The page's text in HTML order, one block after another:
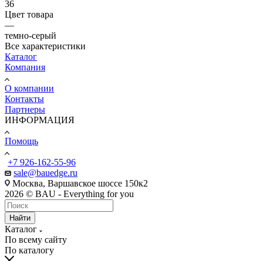
36
Цвет товара
—
темно-серый
Все характеристики
Каталог
Компания
О компании
Контакты
Партнеры
ИНФОРМАЦИЯ
Помощь
+7 926-162-55-96
sale@bauedge.ru
Москва, Варшавское шоссе 150к2
2026 © BAU - Everything for you
Найти
Каталог
По всему сайту
По каталогу